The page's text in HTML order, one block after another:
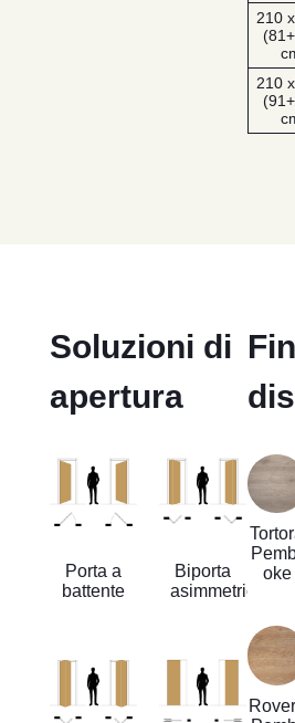
210
210
Soluzioni di
apertura
Porta a
battente
Biporta
asimmetrica
oke